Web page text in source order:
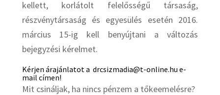
kellett, korlátolt felelősségű társaság,
részvénytársaság és egyesülés esetén 2016.
március 15-ig kell benyújtani a változás
bejegyzési kérelmet.
Kérjen árajánlatot a drcsizmadia@t-online.hu e-
mail címen!
Mit csináljak, ha nincs pénzem a tőkeemelésre?